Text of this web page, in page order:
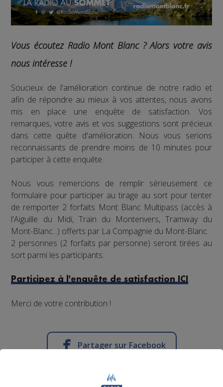
Vous écoutez Radio Mont Blanc ? Alors votre avis
nous intéresse !
Soucieux de l'amélioration continue de notre radio et
afin de répondre au mieux à vos attentes, nous avons
mis en place une enquête de satisfaction. Vos
remarques, votre avis et vos suggestions sont précieux
dans cette quête d'amélioration. Nous vous serions
reconnaissants de prendre moins de 10 minutes pour
participer à cette enquête.
Nous vous remercions de remplir sérieusement ce
formulaire pour participer au tirage au sort pour tenter
de remporter 2 forfaits Mont Blanc Multipass (accès à
l'Aiguille du Midi, Train du Montenvers, Tramway du
Mont-Blanc...) offerts par La Compagnie du Mont-Blanc.
2 personnes (2 forfaits par personne) seront tirées au
sort parmi les participants.
Participez à l'enquête de satisfaction ICI .
Merci de votre contribution !
Partager sur Facebook